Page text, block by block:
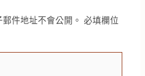
件地址不會公開。 必填欄位